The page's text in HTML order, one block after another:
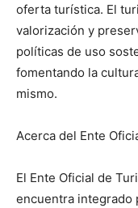
oferta turística. El
valorización y
políticas de uso
fomentando la
mismo.
Acerca del Ente
El Ente Oficial de
encuentra integrado